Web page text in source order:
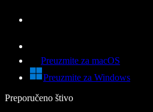
Preuzmite za macOS
Preuzmite za Windows
Preporučeno štivo